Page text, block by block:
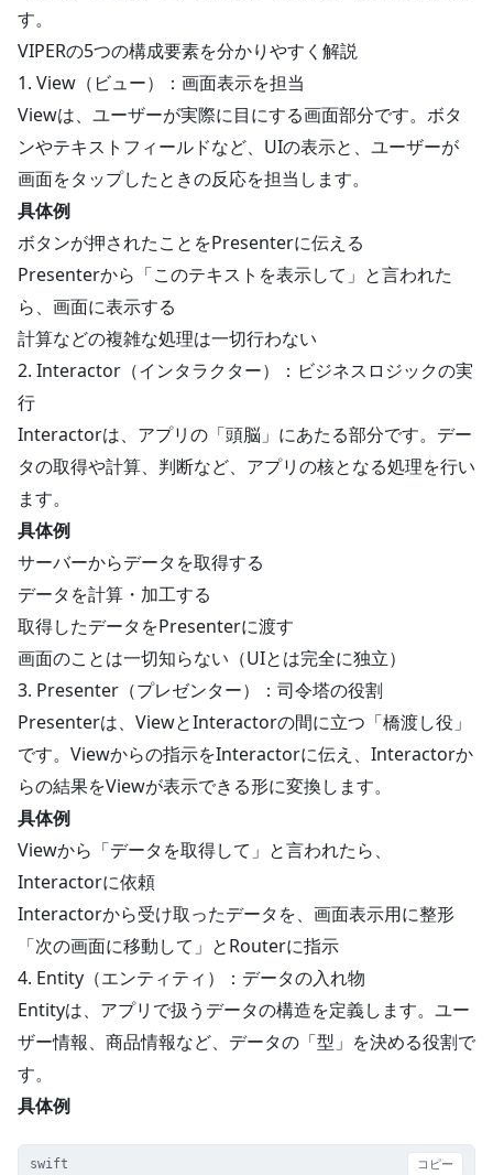
す。
VIPERの5つの構成要素を分かりやすく解説
1. View（ビュー）：画面表示を担当
Viewは、ユーザーが実際に目にする画面部分です。ボタ
ンやテキストフィールドなど、UIの表示と、ユーザーが
画面をタップしたときの反応を担当します。
具体例
ボタンが押されたことをPresenterに伝える
Presenterから「このテキストを表示して」と言われた
ら、画面に表示する
計算などの複雑な処理は一切行わない
2. Interactor（インタラクター）：ビジネスロジックの実
行
Interactorは、アプリの「頭脳」にあたる部分です。デー
タの取得や計算、判断など、アプリの核となる処理を行い
ます。
具体例
サーバーからデータを取得する
データを計算・加工する
取得したデータをPresenterに渡す
画面のことは一切知らない（UIとは完全に独立）
3. Presenter（プレゼンター）：司令塔の役割
Presenterは、ViewとInteractorの間に立つ「橋渡し役」
です。Viewからの指示をInteractorに伝え、Interactorか
らの結果をViewが表示できる形に変換します。
具体例
Viewから「データを取得して」と言われたら、
Interactorに依頼
Interactorから受け取ったデータを、画面表示用に整形
「次の画面に移動して」とRouterに指示
4. Entity（エンティティ）：データの入れ物
Entityは、アプリで扱うデータの構造を定義します。ユー
ザー情報、商品情報など、データの「型」を決める役割で
す。
具体例
swift コピー